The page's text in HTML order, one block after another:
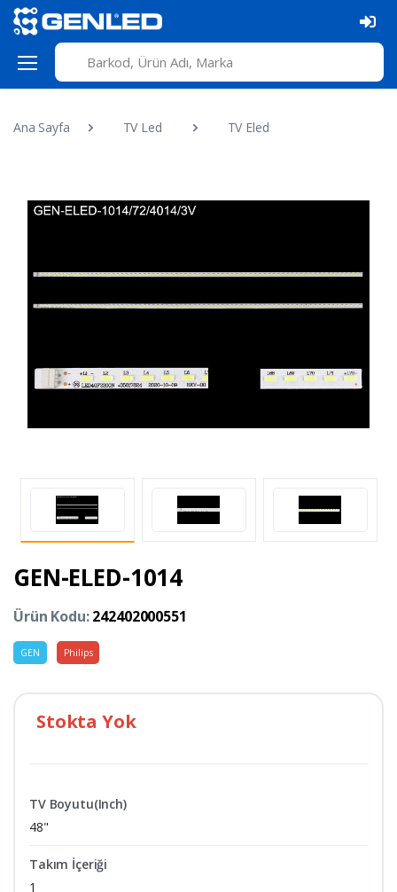
Ana Sayfa TV Led TV Eled
GEN-ELED-1014
Ürün Kodu:242402000551
GEN Philips
Stokta Yok
TV Boyutu(Inch)
48"
Takım İçeriği
1